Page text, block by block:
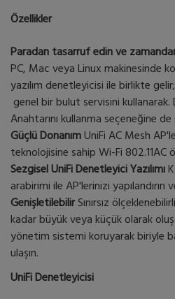
Özellikler
Paradan tasarruf edin ve
PC, Mac veya Linux makinesinde
yazılım denetleyicisi ile birlikte
genel bir bulut servisini kullanarak.
Anahtarını kullanma seçeneğine
Güçlü DonanımUniFi AC Mesh
teknolojisine sahip Wi-Fi 802.11AC
Sezgisel UniFi Denetleyici Yazılımı
arabirimi ile AP'lerinizi yapılandırın
GenişletilebilirSınırsız
kadar büyük veya küçük olarak
yönetim sistemi koruyarak biriyle
ulaşın.
UniFi Denetleyicisi